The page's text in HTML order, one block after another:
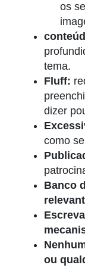
os
tema.
Fluff:
dizer
como
Banco
ou